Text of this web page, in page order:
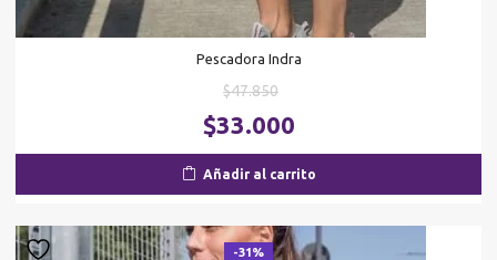
Pescadora Indra
$47.850El
precio
original
era:
$33.000
Añadir al carrito
-31%